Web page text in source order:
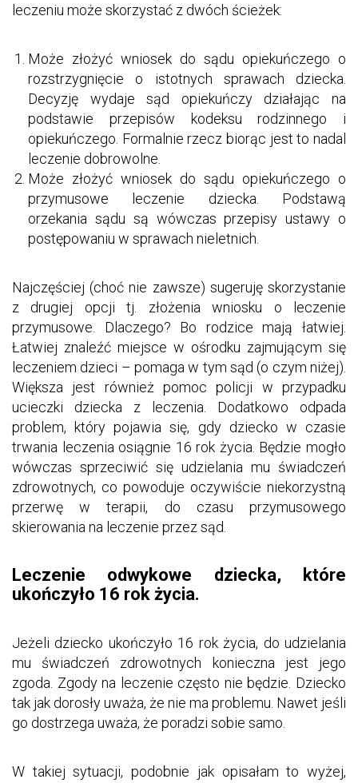
leczeniu może skorzystać z dwóch ścieżek:
Może złożyć wniosek do sądu opiekuńczego o
rozstrzygnięcie o istotnych sprawach dziecka.
Decyzję wydaje sąd opiekuńczy działając na
podstawie przepisów kodeksu rodzinnego i
opiekuńczego. Formalnie rzecz biorąc jest to nadal
leczenie dobrowolne.
Może złożyć wniosek do sądu opiekuńczego o
przymusowe leczenie dziecka. Podstawą
orzekania sądu są wówczas przepisy ustawy o
postępowaniu w sprawach nieletnich.
Najczęściej (choć nie zawsze) sugeruję skorzystanie
z drugiej opcji tj. złożenia wniosku o leczenie
przymusowe. Dlaczego? Bo rodzice mają łatwiej.
Łatwiej znaleźć miejsce w ośrodku zajmującym się
leczeniem dzieci – pomaga w tym sąd (o czym niżej).
Większa jest również pomoc policji w przypadku
ucieczki dziecka z leczenia. Dodatkowo odpada
problem, który pojawia się, gdy dziecko w czasie
trwania leczenia osiągnie 16 rok życia. Będzie mogło
wówczas sprzeciwić się udzielania mu świadczeń
zdrowotnych, co powoduje oczywiście niekorzystną
przerwę w terapii, do czasu przymusowego
skierowania na leczenie przez sąd.
Leczenie odwykowe dziecka, które
ukończyło 16 rok życia.
Jeżeli dziecko ukończyło 16 rok życia, do udzielania
mu świadczeń zdrowotnych konieczna jest jego
zgoda. Zgody na leczenie często nie będzie. Dziecko
tak jak dorosły uważa, że nie ma problemu. Nawet jeśli
go dostrzega uważa, że poradzi sobie samo.
W takiej sytuacji, podobnie jak opisałam to wyżej,